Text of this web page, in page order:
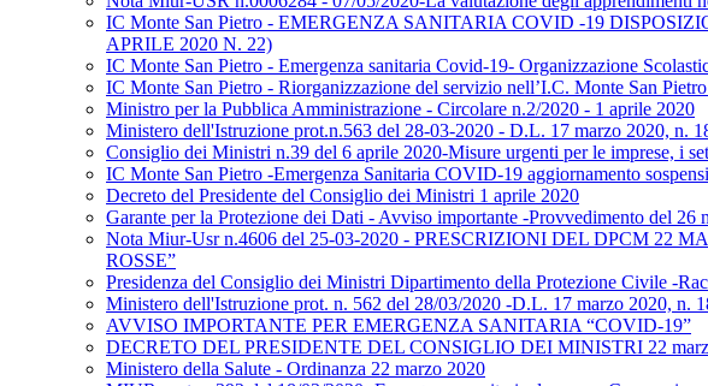
IC Monte San Pietro - EMERGENZA SANITARIA COVID -19
APRILE 2020 N. 22)
IC Monte San Pietro - Emergenza sanitaria Covid-19- Organizzazione
IC Monte San Pietro - Riorganizzazione del servizio nell’I.C. Monte San
Ministro per la Pubblica Amministrazione - Circolare n.2/2020 - 1 aprile 2020
Ministero dell'Istruzione prot.n.563 del 28-03-2020 - D.L. 17 marzo 2020, n.
Consiglio dei Ministri n.39 del 6 aprile 2020-Misure urgenti per le imprese, i
IC Monte San Pietro -Emergenza Sanitaria COVID-19 aggiornamento
Decreto del Presidente del Consiglio dei Ministri 1 aprile 2020
Garante per la Protezione dei Dati - Avviso importante -Provvedimento del
Nota Miur-Usr n.4606 del 25-03-2020 - PRESCRIZIONI DEL DPCM 22
ROSSE”
Presidenza del Consiglio dei Ministri Dipartimento della Protezione Civile -
Ministero dell'Istruzione prot. n. 562 del 28/03/2020 -D.L. 17 marzo 2020, n.
AVVISO IMPORTANTE PER EMERGENZA SANITARIA “COVID-19”
DECRETO DEL PRESIDENTE DEL CONSIGLIO DEI MINISTRI 22
Ministero della Salute - Ordinanza 22 marzo 2020